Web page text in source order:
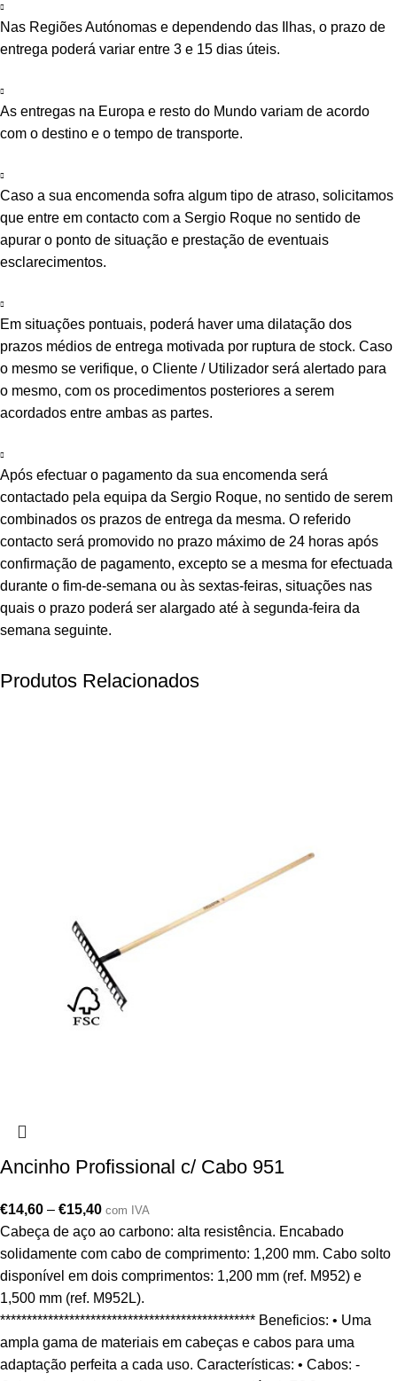
Nas Regiões Autónomas e dependendo das Ilhas, o prazo de
entrega poderá variar entre 3 e 15 dias úteis.
As entregas na Europa e resto do Mundo variam de acordo
com o destino e o tempo de transporte.
Caso a sua encomenda sofra algum tipo de atraso, solicitamos
que entre em contacto com a Sergio Roque no sentido de
apurar o ponto de situação e prestação de eventuais
esclarecimentos.
Em situações pontuais, poderá haver uma dilatação dos
prazos médios de entrega motivada por ruptura de stock. Caso
o mesmo se verifique, o Cliente / Utilizador será alertado para
o mesmo, com os procedimentos posteriores a serem
acordados entre ambas as partes.
Após efectuar o pagamento da sua encomenda será
contactado pela equipa da Sergio Roque, no sentido de serem
combinados os prazos de entrega da mesma. O referido
contacto será promovido no prazo máximo de 24 horas após
confirmação de pagamento, excepto se a mesma for efectuada
durante o fim-de-semana ou às sextas-feiras, situações nas
quais o prazo poderá ser alargado até à segunda-feira da
semana seguinte.
Produtos Relacionados
Ancinho Profissional c/ Cabo 951
€14,60 – €15,40 com IVA
Cabeça de aço ao carbono: alta resistência. Encabado
solidamente com cabo de comprimento: 1,200 mm. Cabo solto
disponível em dois comprimentos: 1,200 mm (ref. M952) e
1,500 mm (ref. M952L).
************************************************ Beneficios: • Uma
ampla gama de materiais em cabeças e cabos para uma
adaptação perfeita a cada uso. Características: • Cabos: -